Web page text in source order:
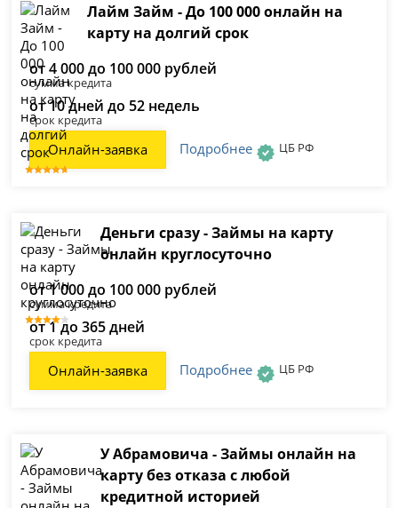
Лайм Займ - До 100 000 онлайн на
карту на долгий срок
от 4 000 до 100 000 рублей
сумма кредита
от 10 дней до 52 недель
срок кредита
Онлайн-заявка Подробнее ЦБ РФ
Деньги сразу - Займы на карту
онлайн круглосуточно
от 1 000 до 100 000 рублей
сумма кредита
от 1 до 365 дней
срок кредита
Онлайн-заявка Подробнее ЦБ РФ
У Абрамовича - Займы онлайн на
карту без отказа с любой
кредитной историей